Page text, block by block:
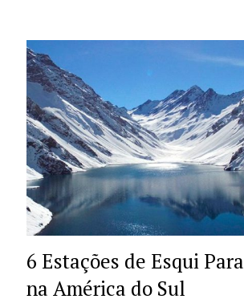
6 Estações de Esqui
na América do Sul